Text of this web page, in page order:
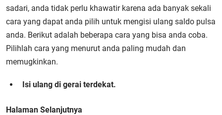
sadari, anda tidak perlu khawatir karena ada banyak sekali
cara yang dapat anda pilih untuk mengisi ulang saldo pulsa
anda. Berikut adalah beberapa cara yang bisa anda coba.
Pilihlah cara yang menurut anda paling mudah dan
memugkinkan.
Isi ulang di gerai terdekat.
Halaman Selanjutnya